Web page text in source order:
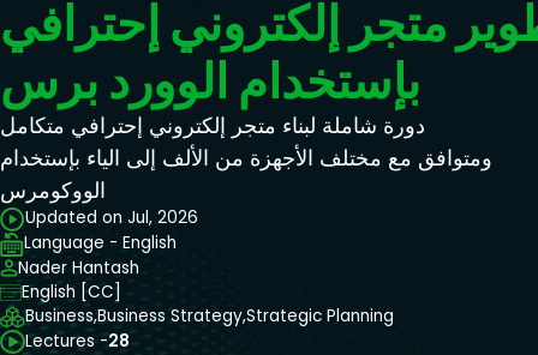
متجر إلكتروني إحترافي
بإستخدام الوورد برس
دورة شاملة لبناء متجر إلكتروني إحترافي متكامل
ومتوافق مع مختلف الأجهزة من الألف إلى الياء بإستخدام
الووكومرس
Updated on Jul, 2026
Language - English
Nader Hantash
English [CC]
Business,Business Strategy,Strategic Planning
Lectures -28